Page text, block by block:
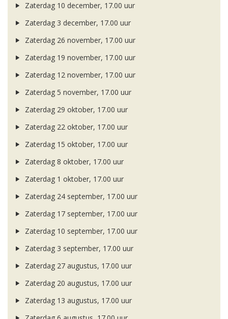
Zaterdag 10 december, 17.00 uur
Zaterdag 3 december, 17.00 uur
Zaterdag 26 november, 17.00 uur
Zaterdag 19 november, 17.00 uur
Zaterdag 12 november, 17.00 uur
Zaterdag 5 november, 17.00 uur
Zaterdag 29 oktober, 17.00 uur
Zaterdag 22 oktober, 17.00 uur
Zaterdag 15 oktober, 17.00 uur
Zaterdag 8 oktober, 17.00 uur
Zaterdag 1 oktober, 17.00 uur
Zaterdag 24 september, 17.00 uur
Zaterdag 17 september, 17.00 uur
Zaterdag 10 september, 17.00 uur
Zaterdag 3 september, 17.00 uur
Zaterdag 27 augustus, 17.00 uur
Zaterdag 20 augustus, 17.00 uur
Zaterdag 13 augustus, 17.00 uur